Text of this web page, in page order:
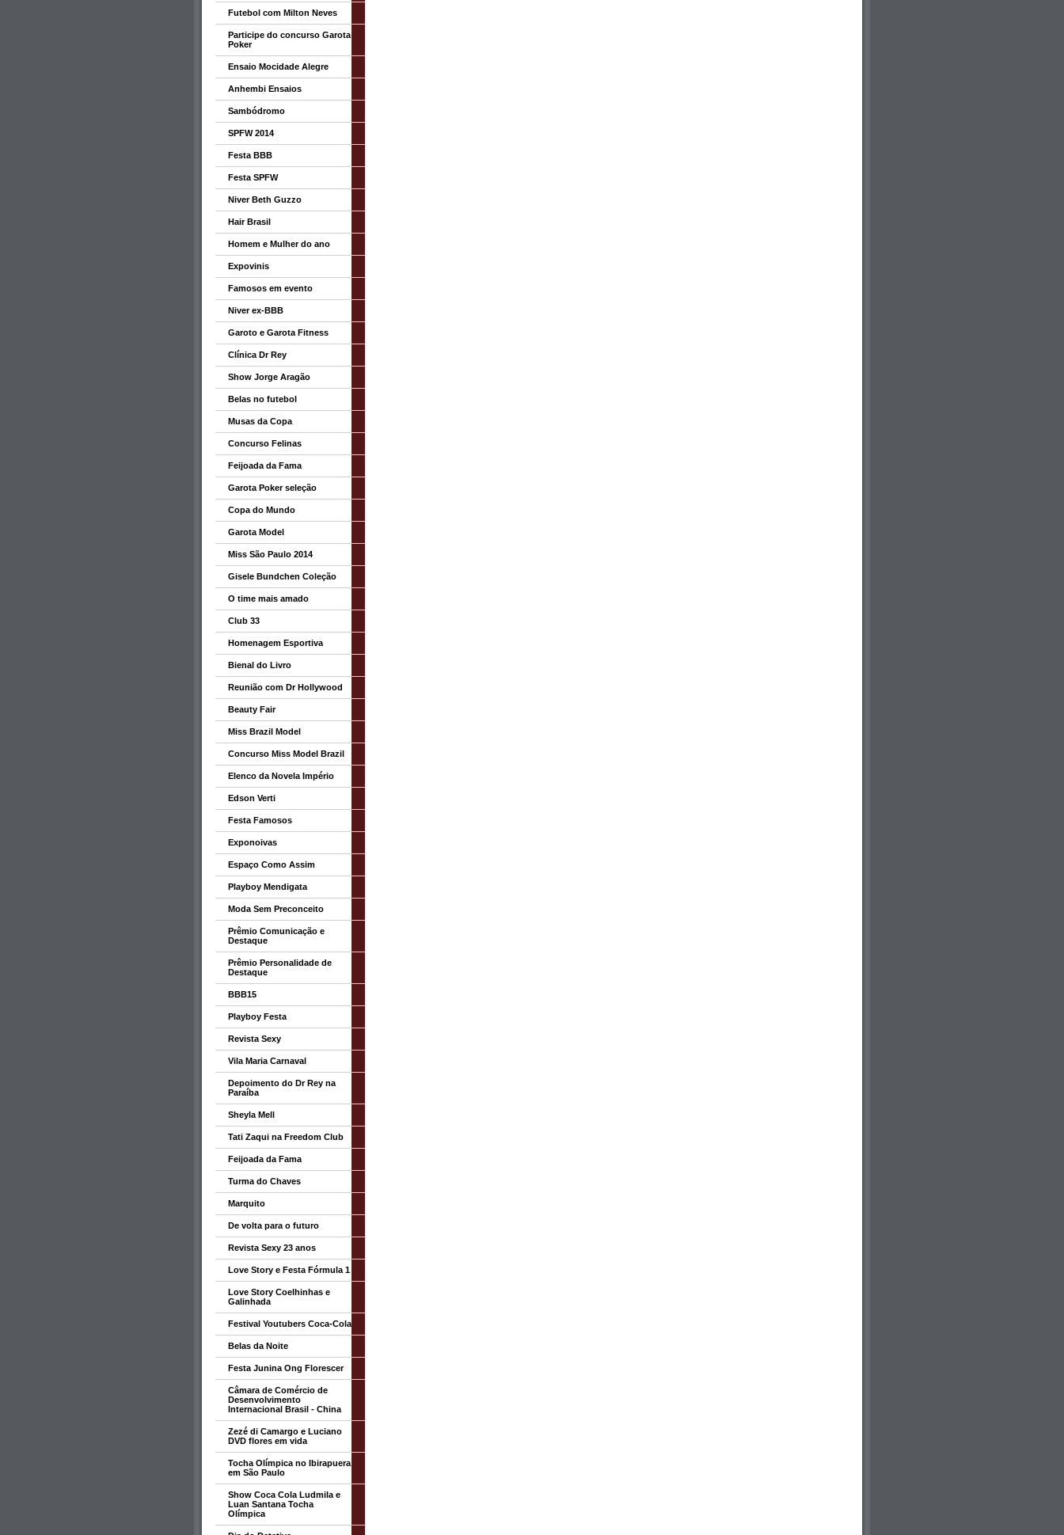
Futebol com Milton Neves
Participe do concurso Garota
Poker
Ensaio Mocidade Alegre
Anhembi Ensaios
Sambódromo
SPFW 2014
Festa BBB
Festa SPFW
Niver Beth Guzzo
Hair Brasil
Homem e Mulher do ano
Expovinis
Famosos em evento
Niver ex-BBB
Garoto e Garota Fitness
Clínica Dr Rey
Show Jorge Aragão
Belas no futebol
Musas da Copa
Concurso Felinas
Feijoada da Fama
Garota Poker seleção
Copa do Mundo
Garota Model
Miss São Paulo 2014
Gisele Bundchen Coleção
O time mais amado
Club 33
Homenagem Esportiva
Bienal do Livro
Reunião com Dr Hollywood
Beauty Fair
Miss Brazil Model
Concurso Miss Model Brazil
Elenco da Novela Império
Edson Verti
Festa Famosos
Exponoivas
Espaço Como Assim
Playboy Mendigata
Moda Sem Preconceito
Prêmio Comunicação e
Destaque
Prêmio Personalidade de
Destaque
BBB15
Playboy Festa
Revista Sexy
Vila Maria Carnaval
Depoimento do Dr Rey na
Paraíba
Sheyla Mell
Tati Zaqui na Freedom Club
Feijoada da Fama
Turma do Chaves
Marquito
De volta para o futuro
Revista Sexy 23 anos
Love Story e Festa Fórmula 1
Love Story Coelhinhas e
Galinhada
Festival Youtubers Coca-Cola
Belas da Noite
Festa Junina Ong Florescer
Câmara de Comércio de
Desenvolvimento
Internacional Brasil - China
Zezé di Camargo e Luciano
DVD flores em vida
Tocha Olímpica no Ibirapuera
em São Paulo
Show Coca Cola Ludmila e
Luan Santana Tocha
Olímpica